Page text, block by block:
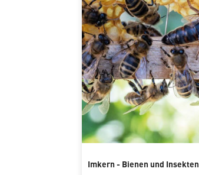
Imkern - Bienen und Insekten